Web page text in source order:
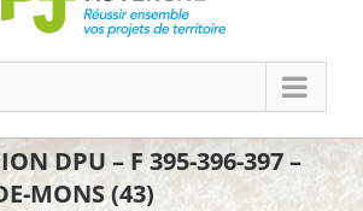
DPU – F 395-396-397 –
MONS (43)